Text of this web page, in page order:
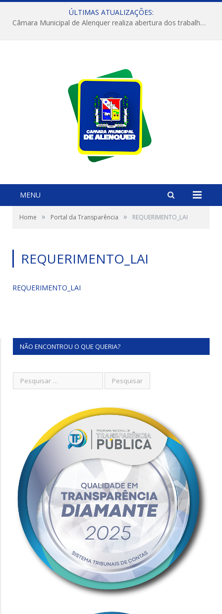
ÚLTIMAS ATUALIZAÇÕES:
Câmara Municipal de Alenquer realiza abertura dos trabalhos do 4º Período Legislativo
MENU
Home » Portal da Transparência » REQUERIMENTO_LAI
REQUERIMENTO_LAI
REQUERIMENTO_LAI
NÃO ENCONTROU O QUE QUERIA?